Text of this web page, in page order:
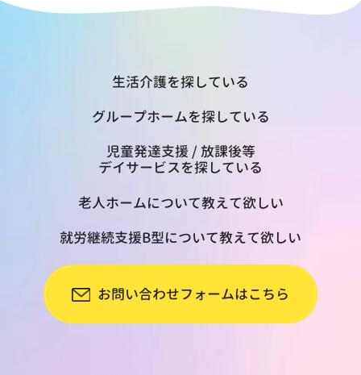
生活介護を探している
グループホームを探している
児童発達支援 / 放課後等
デイサービスを探している
老人ホームについて教えて欲しい
就労継続支援B型について教えて欲しい
お問い合わせフォームはこちら